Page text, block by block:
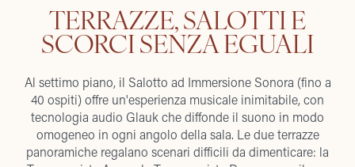
TERRAZZE, SALOTTI E
SCORCI SENZA EGUALI
Al settimo piano, il Salotto ad Immersione Sonora (fino a
40 ospiti) offre un'esperienza musicale inimitabile, con
tecnologia audio Glauk che diffonde il suono in modo
omogeneo in ogni angolo della sala. Le due terrazze
panoramiche regalano scenari difficili da dimenticare: la